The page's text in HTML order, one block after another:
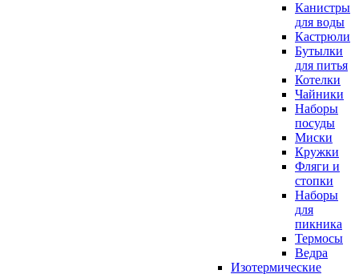
Канистры
для воды
Кастрюли
Бутылки
для питья
Котелки
Чайники
Наборы
посуды
Миски
Кружки
Фляги и
стопки
Наборы
для
пикника
Термосы
Ведра
Изотермические